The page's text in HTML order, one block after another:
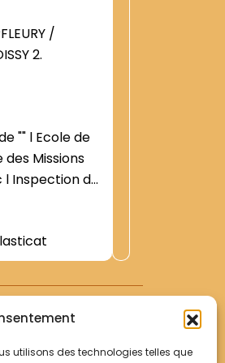
utilisons des technologies telles que
/
2.
Missions
l Inspection d
-Liste des
1949- 1952-
des voeux
Paul
clercs